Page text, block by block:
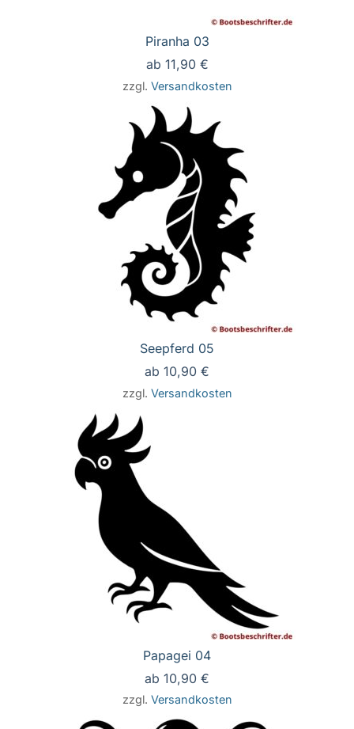
Piranha 03
ab 11,90 €
zzgl. Versandkosten
Seepferd 05
ab 10,90 €
zzgl. Versandkosten
Papagei 04
ab 10,90 €
zzgl. Versandkosten